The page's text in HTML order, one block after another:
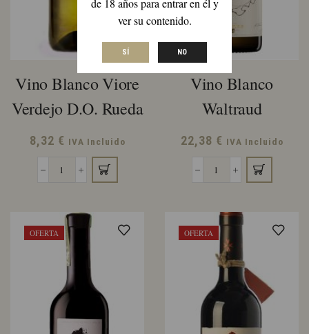
de 18 años para entrar en él y
ver su contenido.
SÍ NO
Vino Blanco Viore
Verdejo D.O. Rueda
8,32 € IVA Incluido
Vino
Verdejo
D.O.
Rueda
cantidad
Vino Blanco
Waltraud
22,38 € IVA Incluido
Vino
cantidad
OFERTA OFERTA